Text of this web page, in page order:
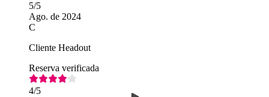
5/5
Ago. de 2024
C
Cliente Headout
Reserva verificada
4/5